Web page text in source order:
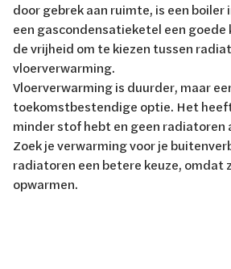
door gebrek aan ruimte, is een
een gascondensatieketel een goede
de vrijheid om te kiezen tussen
vloerverwarming.
Vloerverwarming is duurder, maar
toekomstbestendige optie. Het
minder stof hebt en geen radiatoren
Zoek je verwarming voor je
radiatoren een betere keuze, omdat
opwarmen.